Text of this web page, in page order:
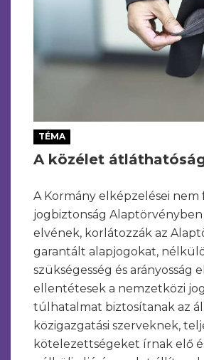
TÉMA
A közélet
A Kormány elképzelései
jogbiztonság
elvének, korlátozzák az
garantált alapjogokat,
szükségesség és arányosság
ellentétesek a nemzetközi
túlhatalmat biztosítanak az
közigazgatási szerveknek,
kötelezettségeket írnak elő